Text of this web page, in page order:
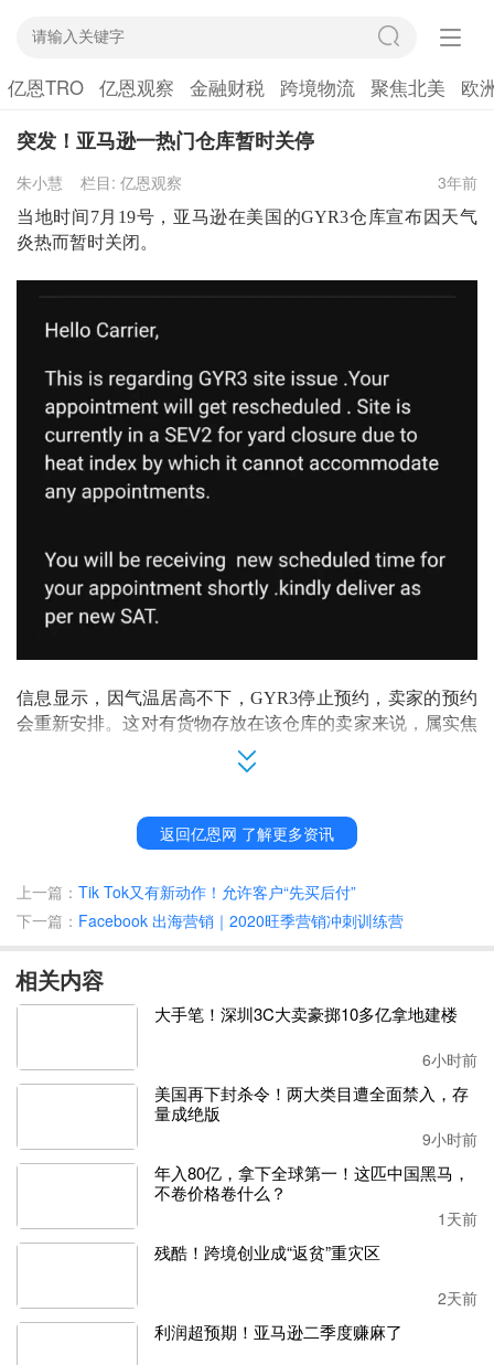
亿恩TRO 亿恩观察 金融财税 跨境物流 聚焦北美 欧
突发！亚马逊一热门仓库暂时关停
朱小慧 栏目: 亿恩观察 3年前
当地时间7月19号， 亚马逊在美国 的GYR3仓库宣布因天气
炎热而暂时关闭。
信息显示，因气温居高不下， GYR3停止预约，卖家的预约
会重新安排。这对有货物存放在该仓库的卖家来说，属实焦
灼，直至今日，该仓库已经关闭3天，客服回复称恢复预约
FBA海运的海派和海卡 能直接送达
了亚马逊在美西地区最热门的仓库之一。
但其今年经历了多次拥堵和关闭， “今年发到
去年多，但是每次运气都很差，总能碰到拥堵，货都登记半
还有的卖家更惨。 5月，有卖家在社交平台上表示， 发往GY
送达22天 了，仍 未登记接收，开 case联系客
仓库收到了，只是货件信息页面未显示，仓
爆仓拥堵情况并未得到改
善，部分卖家在社交平台上叫苦不迭，
啊”。
GYR3一度暂停收货，签收时间
间不断拉长。
之一，储存货物 等多个
该区域内发货最快的仓库。
返回亿恩网 了解更多资讯
上一篇： Tik Tok又有新动作！允许客户“先买后付”
下一篇： Facebook 出海营销｜2020旺季营销冲刺训练营
相关内容
大手笔！深圳3C大卖豪掷10多亿拿地建楼
6小时前
美国再下封杀令！两大类目遭全面禁入，存
量成绝版
9小时前
年入80亿，拿下全球第一！这匹中国黑马，
不卷价格卷什么？
1天前
残酷！跨境创业成“返贫”重灾区
2天前
利润超预期！亚马逊二季度赚麻了